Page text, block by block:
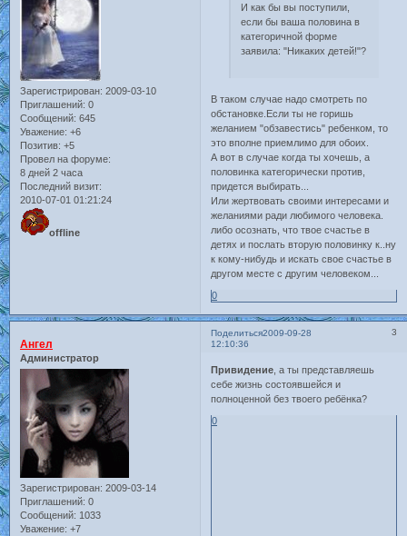
Зарегистрирован: 2009-03-10
Приглашений: 0
Сообщений: 645
Уважение: +6
Позитив: +5
Провел на форуме:
8 дней 2 часа
Последний визит:
2010-07-01 01:21:24
offline
И как бы вы поступили,
если бы ваша половина в
категоричной форме
заявила: "Никаких детей!"?
В таком случае надо смотреть по
обстановке.Если ты не горишь
желанием "обзавестись" ребенком, то
это вполне приемлимо для обоих.
А вот в случае когда ты хочешь, а
половинка категорически против,
придется выбирать...
Или жертвовать своими интересами и
желаниями ради любимого человека.
либо осознать, что твое счастье в
детях и послать вторую половинку к..ну
к кому-нибудь и искать свое счастье в
другом месте с другим человеком...
0
Поделиться 3
2009-09-28
12:10:36
Ангел
Администратор
Зарегистрирован: 2009-03-14
Приглашений: 0
Сообщений: 1033
Уважение: +7
Привидение , а ты представляешь
себе жизнь состоявшейся и
полноценной без твоего ребёнка?
0